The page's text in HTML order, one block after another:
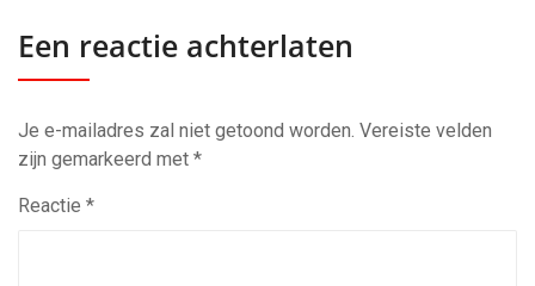
Een reactie achterlaten
Je e-mailadres zal niet getoond worden. Vereiste velden
zijn gemarkeerd met *
Reactie *